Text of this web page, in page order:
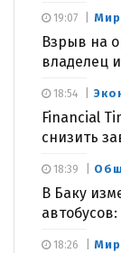
Мир
Взрыв на
владелец
19:07
Financial
снизить
18:54
В Баку
18:39
Мир
18:26